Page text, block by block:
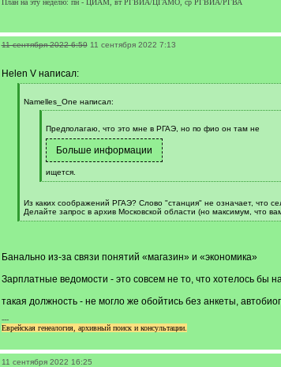
План на эту неделю: пн - ЦИАМ, вт РГВИА/ЦГАМО, ср РГВИА/РГВА
11 сентября 2022 6:59 11 сентября 2022 7:13
Helen V написал:
q
Namelles_One написал:
q
Предполагаю, что это мне в РГАЭ, но по фио он там не
ищется.
[
]
Из каких соображений РГАЭ? Слово "станция" не означает, что
Делайте запрос в архив Московской области (но максимум, что
[
Банально из-за связи понятий «магазин» и «экономика»
Зарплатные ведомости - это совсем не то, что хотелось бы
такая должность - не могло же обойтись без анкеты,
---
Еврейская генеалогия, архивный поиск и консультации.
11 сентября 2022 16:25